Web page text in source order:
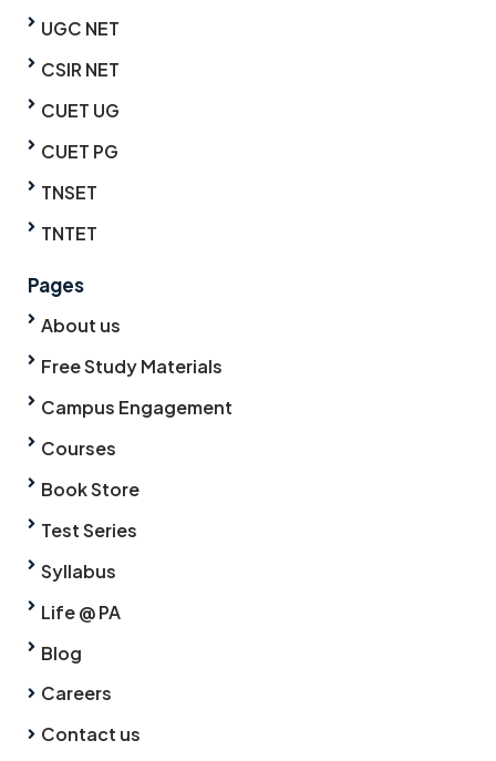
UGC NET
CSIR NET
CUET UG
CUET PG
TNSET
TNTET
Pages
About us
Free Study Materials
Campus Engagement
Courses
Book Store
Test Series
Syllabus
Life @ PA
Blog
Careers
Contact us